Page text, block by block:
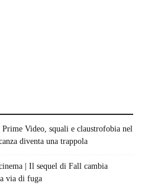
Video, squali e claustrofobia nel
diventa una trappola
| Il sequel di Fall cambia
via di fuga